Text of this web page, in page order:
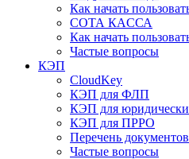
Как начать
СОТА КАCСА
Как начать
Частые вопросы
КЭП
CloudKey
КЭП для ФЛП
КЭП для
КЭП для ПРРО
Перечень документов
Частые вопросы